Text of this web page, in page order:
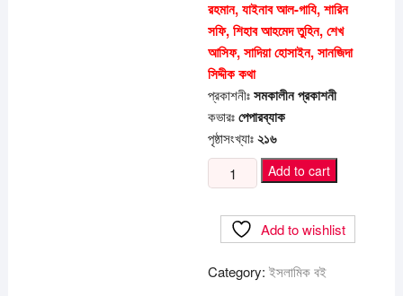
রহমান, যাইনাব আল-গাযি, শারিন
সফি, শিহাব আহমেদ তুহিন, শেখ
আসিফ, সাদিয়া হোসাইন, সানজিদা
সিদ্দীক কথা
প্রকাশনীঃসমকালীন প্রকাশনী
কভারঃপেপারব্যাক
পৃষ্ঠাসংখ্যাঃ২১৬
গল্পগুলো
অন্যরকম
Add to cart
Add to wishlist
Category:ইসলামিক বই